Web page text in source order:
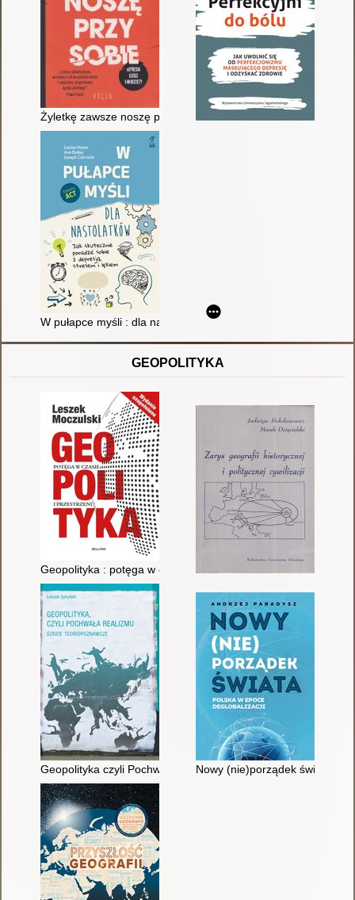
Żyletkę zawsze noszę przy sobie : depresja dzieci i młodzieży
W pułapce myśli : dla nastolatków : jak skutecznie poradzić
GEOPOLITYKA
Geopolityka : potęga w czasie i przestrzeni
Geopolityka czyli Pochwała realizmu : szkice teoriopoznawcze
Nowy (nie)porządek świata :